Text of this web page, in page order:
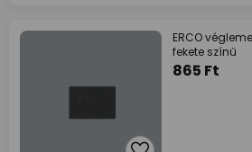
ERCO
fekete színű
865 Ft